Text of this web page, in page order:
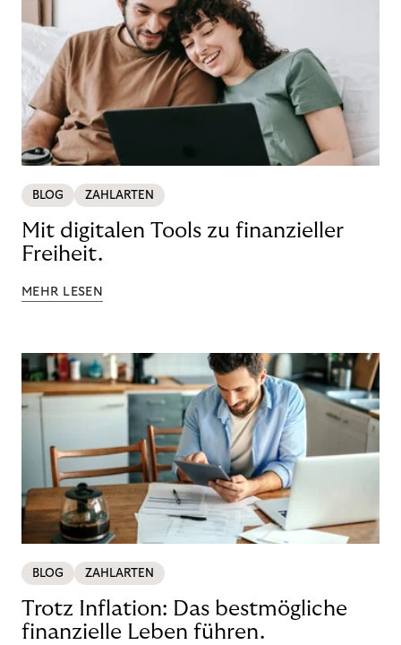
BLOG ZAHLARTEN
Mit digitalen Tools zu finanzieller
Freiheit.
MEHR LESEN
BLOG ZAHLARTEN
Trotz Inflation: Das bestmögliche
finanzielle Leben führen.